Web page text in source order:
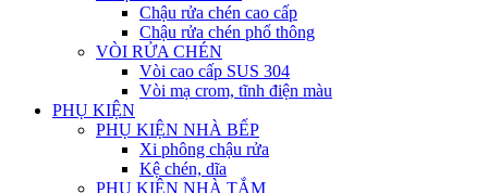
Chậu rửa chén cao cấp
Chậu rửa chén phổ thông
VÒI RỬA CHÉN
Vòi cao cấp SUS 304
Vòi mạ crom, tĩnh điện màu
PHỤ KIỆN
PHỤ KIỆN NHÀ BẾP
Xi phông chậu rửa
Kệ chén, dĩa
PHỤ KIỆN NHÀ TẮM